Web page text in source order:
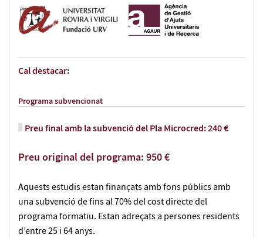
Cal destacar:
Programa subvencionat
Preu final amb la subvenció del Pla Microcred: 240 €
Preu original del programa: 950 €
Aquests estudis estan finançats amb fons públics amb
una subvenció de fins al 70% del cost directe del
programa formatiu. Estan adreçats a persones residents
d’entre 25 i 64 anys.